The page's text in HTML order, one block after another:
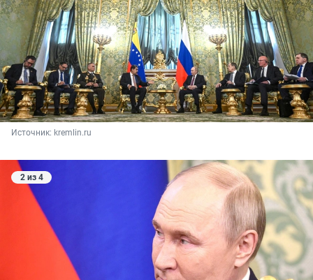
Источник: kremlin.ru
2 из 4